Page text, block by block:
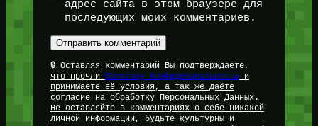
адрес сайта в этом браузере для
последующих моих комментариев.
🔒 Оставляя комментарий Вы подтверждаете,
что прочли Политику Конфиденциальностии
принимаете её условия, а так же даёте
согласие на обработку Персональных Данных.
Не оставляйте в комментариях о себе никакой
личной информации, будьте культурны и